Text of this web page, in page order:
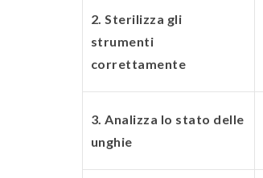
2. Sterilizza gli
strumenti
correttamente
3. Analizza lo stato delle
unghie